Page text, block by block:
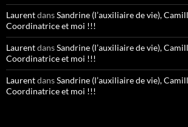
LaurentdansSandrine (l’auxiliaire de vie),
Coordinatrice et moi !!!
LaurentdansSandrine (l’auxiliaire de vie),
Coordinatrice et moi !!!
LaurentdansSandrine (l’auxiliaire de vie),
Coordinatrice et moi !!!